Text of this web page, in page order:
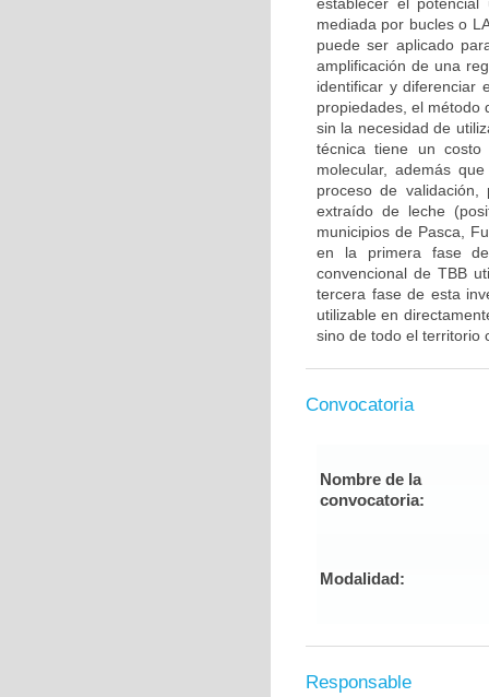
mediada por bucles o
puede ser aplicado
amplificación de una
identificar y diferenciar
propiedades, el método
sin la necesidad de
técnica tiene un costo
molecular, además
proceso de
extraído de leche
municipios de Pasca,
en la primera fase
convencional de TBB
tercera fase de esta
utilizable en
sino de todo el territorio
Convocatoria
Nombre de la
convocatoria:
Modalidad:
Responsable